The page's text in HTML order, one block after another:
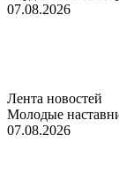
07.08.2026
Лента новостей
Молодые
07.08.2026